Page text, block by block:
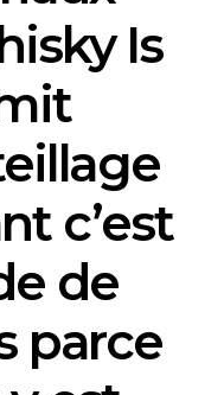
Is
c’est
de
parce